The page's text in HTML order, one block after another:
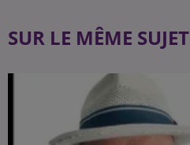
SUR LE MÊME SUJET